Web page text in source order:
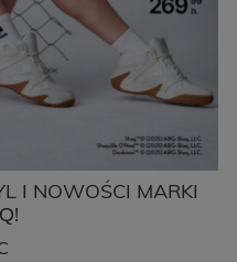
I NOWOŚCI MARKI